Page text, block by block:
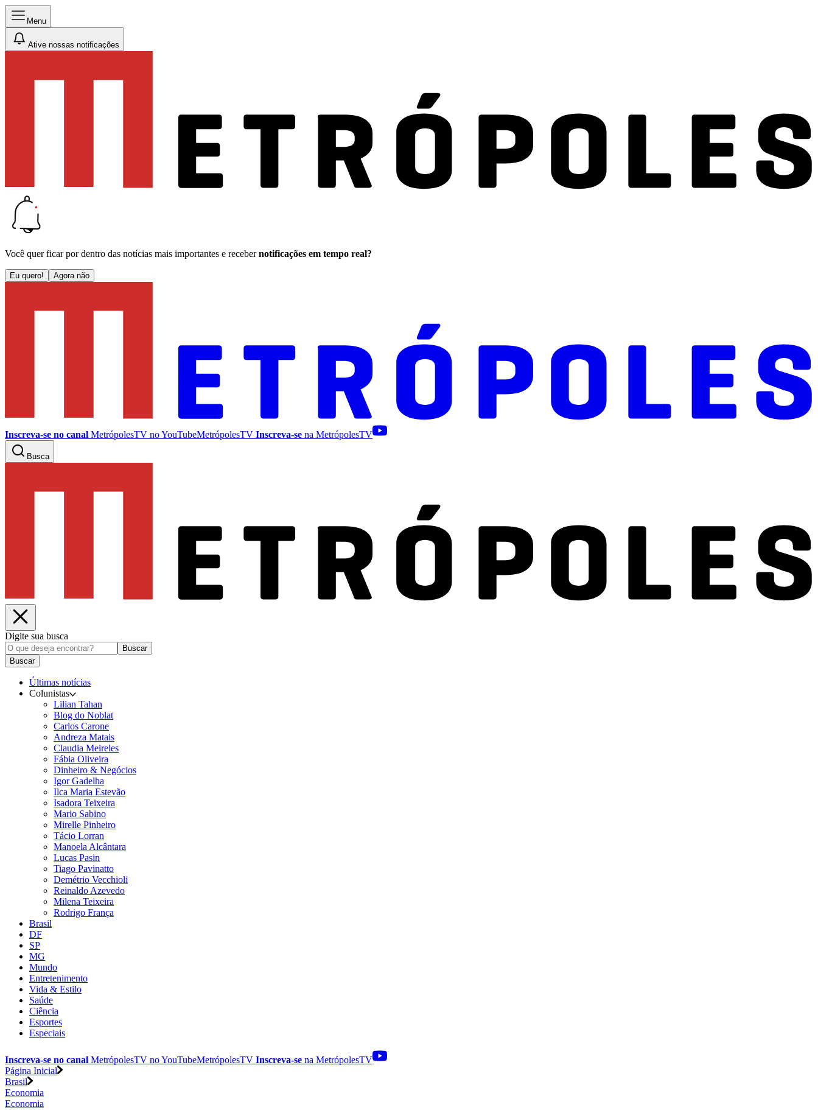
Menu
Ative nossas notificações
Você quer ficar por dentro das notícias mais importantes e receber notificações em tempo real?
Eu quero! Agora não
Inscreva-se no canal MetrópolesTV noYouTubeMetrópolesTV Inscreva-se na MetrópolesTV
Busca
Digite sua busca
Buscar
Buscar
Últimas notícias
Colunistas
Lilian Tahan
Blog do Noblat
Carlos Carone
Andreza Matais
Claudia Meireles
Fábia Oliveira
Dinheiro & Negócios
Igor Gadelha
Ilca Maria Estevão
Isadora Teixeira
Mario Sabino
Mirelle Pinheiro
Tácio Lorran
Manoela Alcântara
Lucas Pasin
Tiago Pavinatto
Demétrio Vecchioli
Reinaldo Azevedo
Milena Teixeira
Rodrigo França
Brasil
DF
SP
MG
Mundo
Entretenimento
Vida & Estilo
Saúde
Ciência
Esportes
Especiais
Inscreva-se no canal MetrópolesTV noYouTubeMetrópolesTV Inscreva-se na MetrópolesTV
Página Inicial
Brasil
Economia
Economia